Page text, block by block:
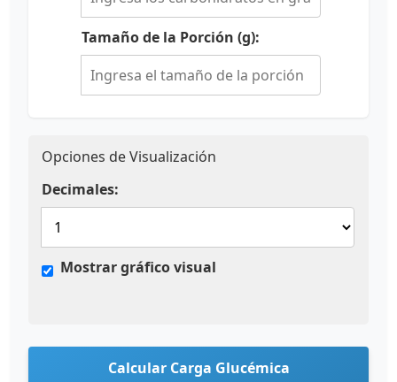
Tamaño de la Porción (g):
Opciones de Visualización
Decimales:
Mostrar gráfico visual
Calcular Carga Glucémica